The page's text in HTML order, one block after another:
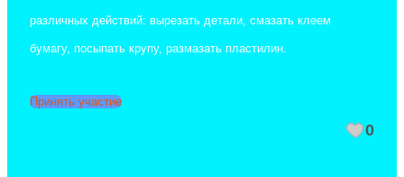
различных действий: вырезать детали, смазать клеем
бумагу, посыпать крупу, размазать пластилин.
Принять участие
0